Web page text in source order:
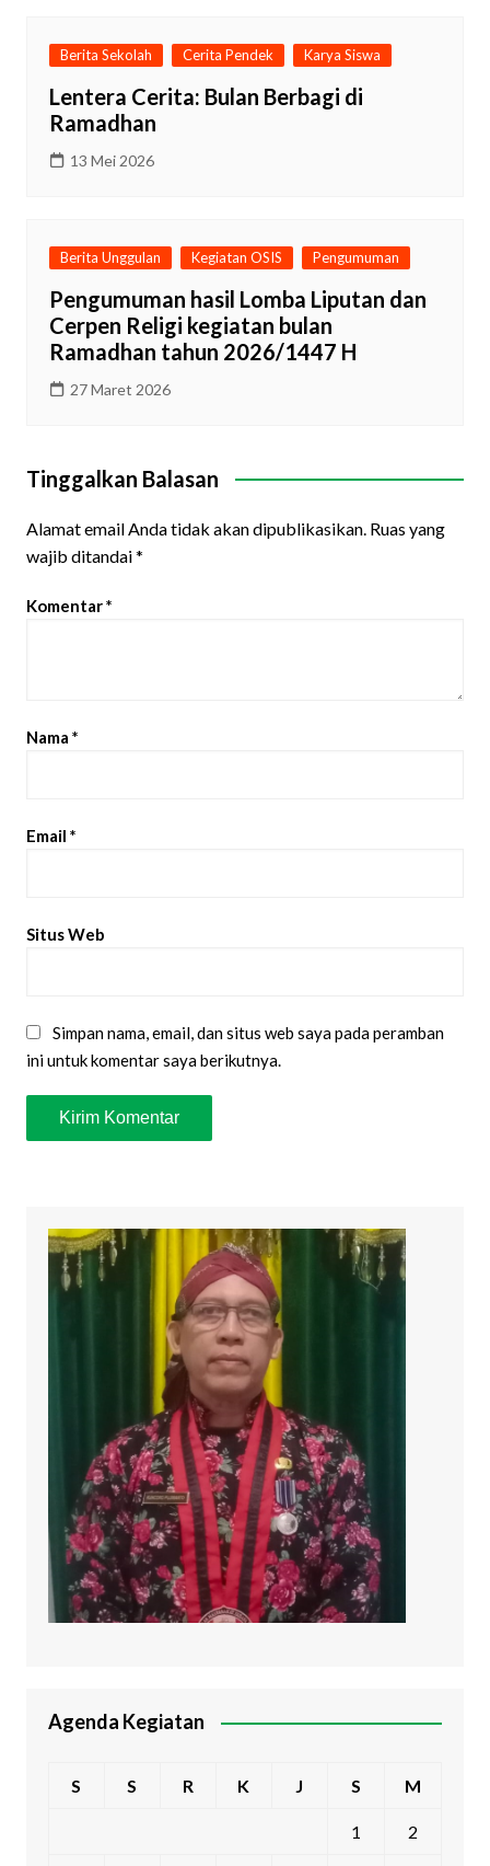
Berita Sekolah Cerita Pendek Karya Siswa
Lentera Cerita: Bulan Berbagi di
Ramadhan
13 Mei 2026
Berita Unggulan Kegiatan OSIS Pengumuman
Pengumuman hasil Lomba Liputan dan
Cerpen Religi kegiatan bulan
Ramadhan tahun 2026/1447 H
27 Maret 2026
Tinggalkan Balasan
Alamat email Anda tidak akan dipublikasikan. Ruas yang
wajib ditandai*
Komentar*
Nama *
Email *
Situs Web
Simpan nama, email, dan situs web saya pada peramban
ini untuk komentar saya berikutnya.
Agenda Kegiatan
S S R K J S M
1 2